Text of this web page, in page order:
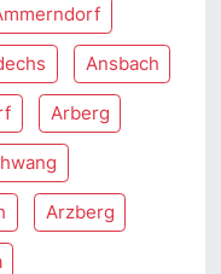
Ansbach
Arberg
Arzberg